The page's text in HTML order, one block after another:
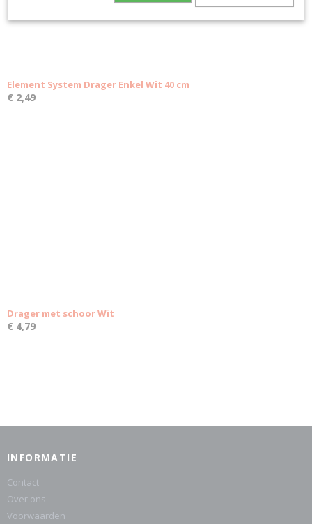
Element System Drager Enkel Wit 40 cm
€ 2,49
Drager met schoor Wit
€ 4,79
INFORMATIE
Contact
Over ons
Voorwaarden